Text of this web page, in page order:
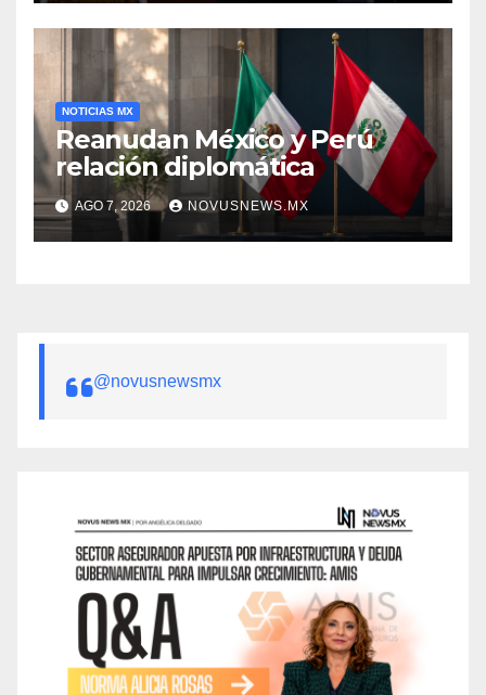
NOTICIAS MX
Reanudan México y Perú
relación diplomática
AGO 7, 2026 NOVUSNEWS.MX
@novusnewsmx